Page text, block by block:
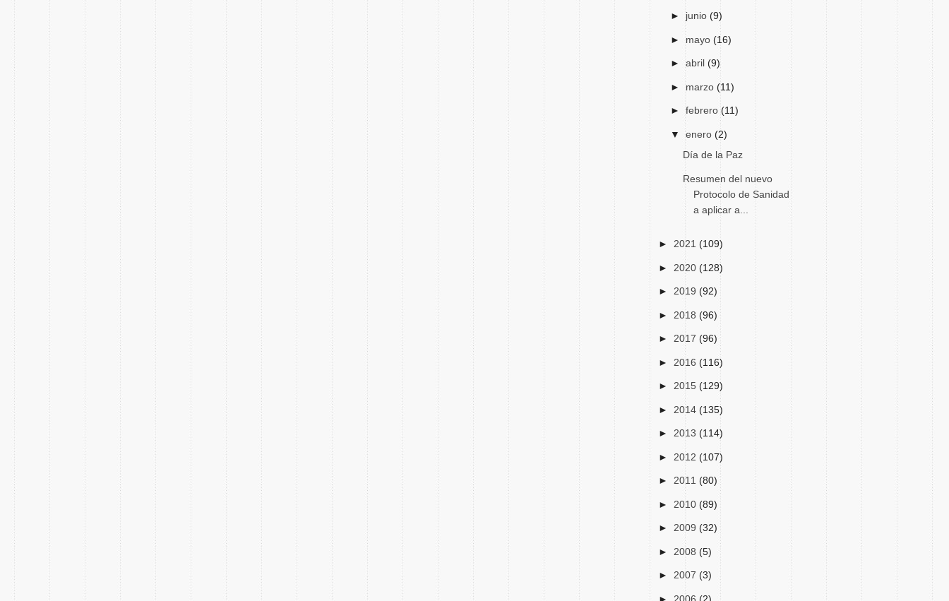
► junio (9)
►mayo (16)
►abril (9)
► marzo (11)
► febrero (11)
▼enero (2)
Día de la Paz
Resumen del nuevo
Protocolo de Sanidad
a aplicar a...
► 2021 (109)
► 2020 (128)
► 2019 (92)
► 2018 (96)
► 2017 (96)
► 2016 (116)
► 2015 (129)
► 2014 (135)
► 2013 (114)
► 2012 (107)
► 2011 (80)
► 2010 (89)
► 2009 (32)
► 2008 (5)
► 2007 (3)
► 2006 (2)